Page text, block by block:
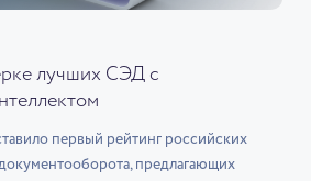
лучших СЭД с
первый рейтинг российских
предлагающих